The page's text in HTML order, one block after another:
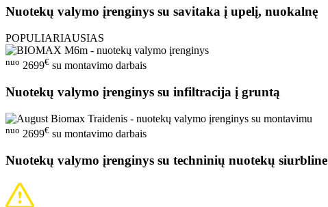
Nuotekų valymo įrenginys su savitaka į upelį, nuokalnę
POPULIARIAUSIAS
nuo 2699€ su montavimo darbais
Nuotekų valymo įrenginys su infiltracija į gruntą
nuo 2699€ su montavimo darbais
Nuotekų valymo įrenginys su techninių nuotekų siurbline